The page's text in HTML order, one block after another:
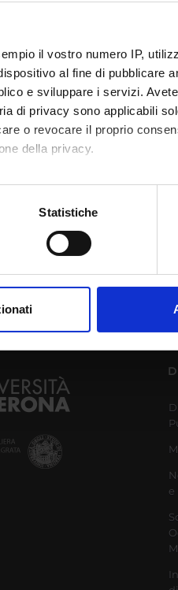
il vostro numero IP,
al fine di pubblicare
e sviluppare i servizi.
di privacy sono applicabili
o revocare il proprio
della privacy.
un'approssimazione di
sui cookie.
Statistiche
e